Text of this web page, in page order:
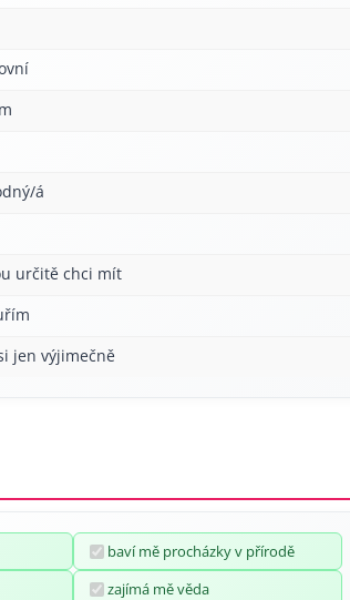
á
určitě chci mít
jen výjimečně
baví mě procházky v přírodě
zajímá mě věda